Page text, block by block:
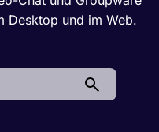
Desktop und im Web.